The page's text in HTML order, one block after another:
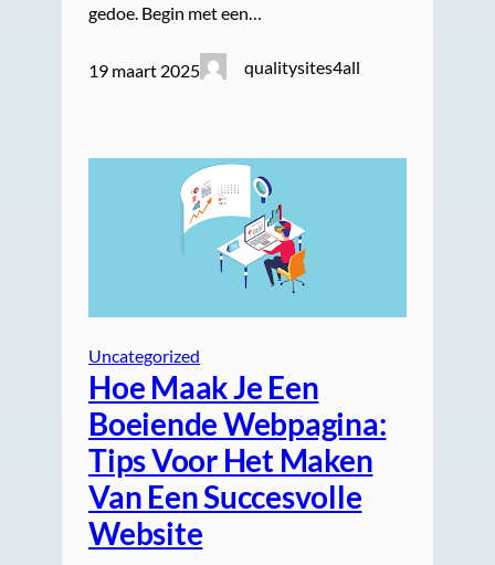
gedoe. Begin met een…
19 maart 2025 qualitysites4all
Uncategorized
Hoe Maak Je Een
Boeiende Webpagina:
Tips Voor Het Maken
Van Een Succesvolle
Website